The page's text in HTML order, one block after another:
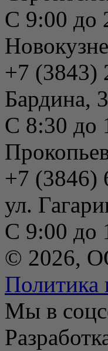
С 9:00 до
+7 (3843)
Бардина,
С 8:30 до
+7 (3846)
ул.
С 9:00 до
© 2026,
Политика
Мы в